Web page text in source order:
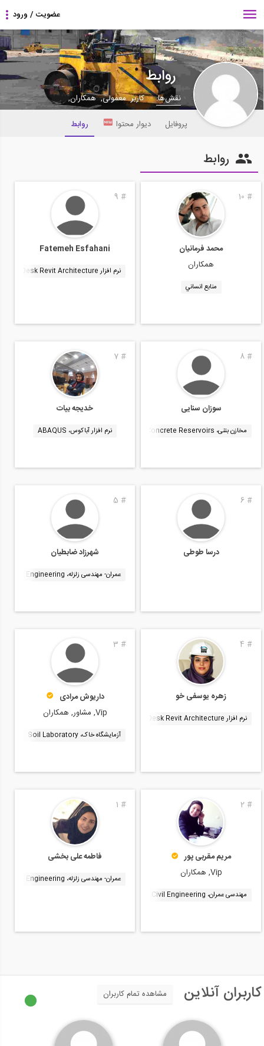
روابط
نقش‌ها:
کاربر معمولی, همکاران,
پروفایل
دیوار محتوا روابط
روابط
#
10
محمد فرمانيان
همکاران
منابع انساني
#
9
Fatemeh Esfahani
نرم افزار AutoDesk Revit Architecture
#
8
سوزان سنایی
مخازن بتنی، Concrete Reservoirs
#
7
خدیجه بیات
نرم افزار آباکوس، ABAQUS
#
6
درسا طوطی
#
5
شهرزاد ضابطیان
عمران- مهندسی زلزله، Earthquake Engineering
#
4
زهره یوسفی خو
نرم افزار AutoDesk Revit Architecture نرم افزار Autodesk Revit Structure
#
3
داريوش مرادی
Vip, مشاور, همکاران
آزمایشگاه خاک، Soil Laboratory
#
2
مریم مقربی پور
Vip, همکاران
مهندسی عمران، Civil Engineering
#
1
فاطمه علی بخشی
عمران- مهندسی زلزله، Earthquake Engineering
کاربران آنلاین مشاهده تمام کاربران